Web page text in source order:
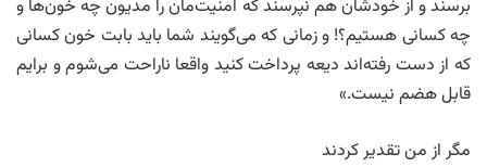
برسند و از خودشان هم نپرسند که امنیت‌مان را مدیون چه خون‌ها و
چه کسانی هستیم؟! و زمانی که می‌گویند شما باید بابت خون کسانی
که از دست رفته‌اند دیعه پرداخت کنید واقعا ناراحت می‌شوم و برایم
قابل هضم نیست.»
مگر از من تقدیر کردند